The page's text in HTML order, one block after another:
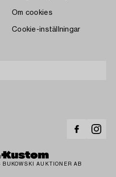
Om cookies
Cookie-inställningar
AUKTIONER AB